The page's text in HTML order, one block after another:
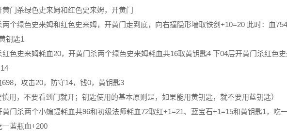
黄门杀绿色史来姆和红色史来姆，开黄门
两个绿色史来姆和红色史来姆，开黄门走到底，向右撞隐形墙取铁剑+10=20 此时：血
钥匙1
红色史来姆耗血20，开黄门杀两个绿色史来姆耗血共16取黄钥匙4 下04层开黄门杀红色
，攻击20，防守14，钱0，黄钥匙3
用，不要看到门就开；钥匙使用的基本原则是，如果能用黄钥匙，就不要用蓝钥匙）
黄门杀两个小蝙蝠耗血共96和初级法师耗血72取红+1=21、蓝宝石+1=15和黄钥匙1，吃
一蓝瓶血+200